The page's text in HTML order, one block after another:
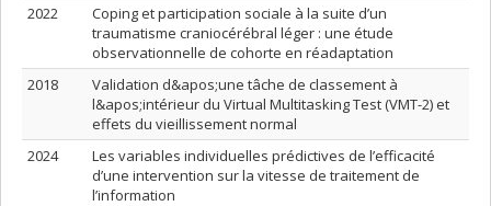
2022
Coping et participation sociale à la suite d’un
traumatisme craniocérébral léger : une étude
observationnelle de cohorte en réadaptation
2018
Validation d&apos;une tâche de classement à
l&apos;intérieur du Virtual Multitasking Test (VMT-2) et
effets du vieillissement normal
2024
Les variables individuelles prédictives de l’efficacité
d’une intervention sur la vitesse de traitement de
l’information